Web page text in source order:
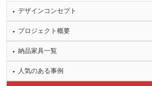
デザインコンセプト
プロジェクト概要
納品家具一覧
人気のある事例